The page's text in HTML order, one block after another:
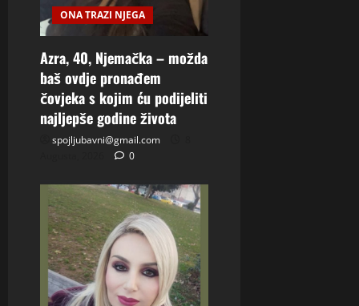
ONA TRAZI NJEGA
Azra, 40, Njemačka – možda
baš ovdje pronađem
čovjeka s kojim ću podijeliti
najljepše godine života
spojljubavni@gmail.com
0